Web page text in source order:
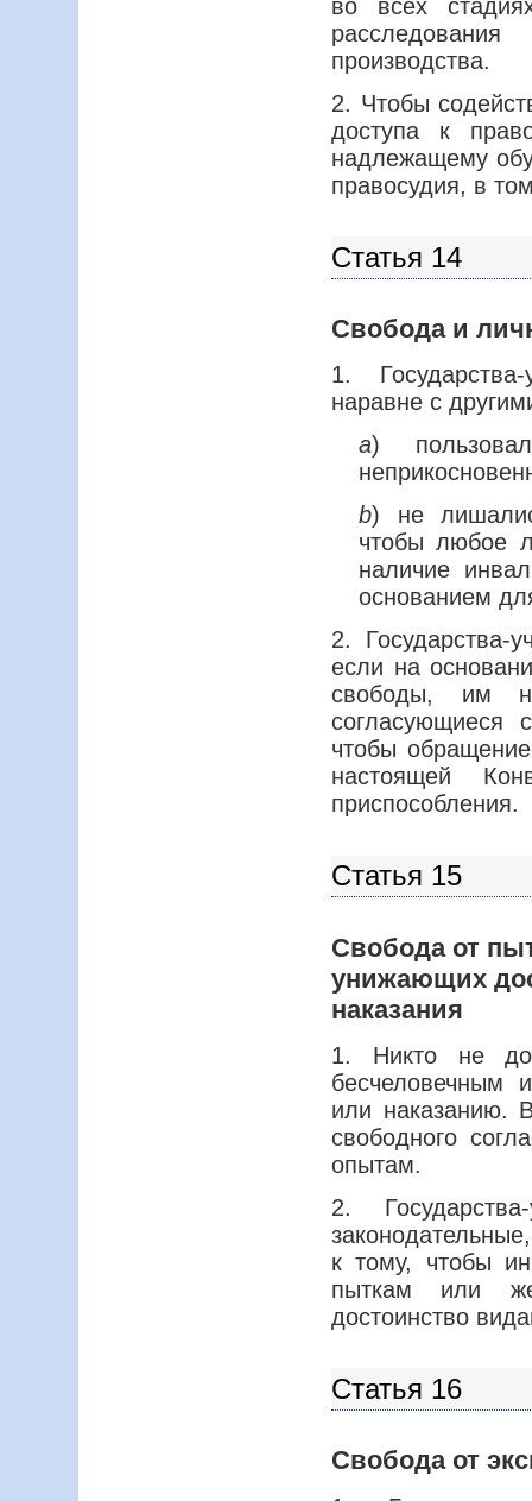
во всех
производства.
2. Чтобы
доступа к
надлежащему
правосудия, в
Статья 14
Свобода и
1.
наравне с
a)
b) не
чтобы любое
наличие
основанием
2. Государства-
если на
свободы, им
согласующиеся
чтобы
настоящей
приспособления.
Статья 15
Свобода от
унижающих
наказания
1. Никто не
бесчеловечным
или наказанию.
свободного
опытам.
2.
к тому, чтобы
пыткам или
достоинство
Статья 16
Свобода от